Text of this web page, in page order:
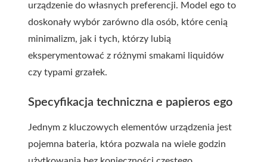
urządzenie do własnych preferencji. Model ego to
doskonały wybór zarówno dla osób, które cenią
minimalizm, jak i tych, którzy lubią
eksperymentować z różnymi smakami liquidów
czy typami grzałek.
Specyfikacja techniczna e papieros ego
Jednym z kluczowych elementów urządzenia jest
pojemna bateria, która pozwala na wiele godzin